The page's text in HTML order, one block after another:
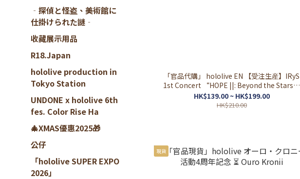
‐探偵と怪盗、美術館に
仕掛けられた謎‐
收藏展示用品
R18.Japan
hololive production in
Tokyo Station
UNDONE x hololive 6th
fes. Color Rise Ha
🎄XMAS優惠2025🎁
公仔
「hololive SUPER EXPO
2026」
「官品代購」 hololive EN 【受注生産】IRyS
1st Concert “HOPE ||: Beyond the Stars”
ライブグッズ 演唱會周邊 💎
HK$139.00 ~ HK$199.00
HK$210.00
現貨